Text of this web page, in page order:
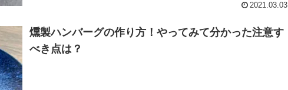
2021.03.03
燻製ハンバーグの作り方！やってみて分かった注意す
べき点は？